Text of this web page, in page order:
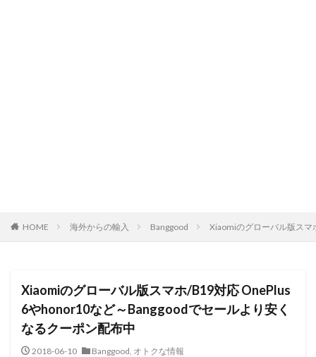
HOME 海外からの輸入 Banggood Xiaomiのグローバル版ス
Xiaomiのグローバル版スマホ/B19対応 OnePlus
6やhonor10など～Banggoodでセールより安く
なるクーポン配布中
2018-06-10 Banggood, オトクな情報